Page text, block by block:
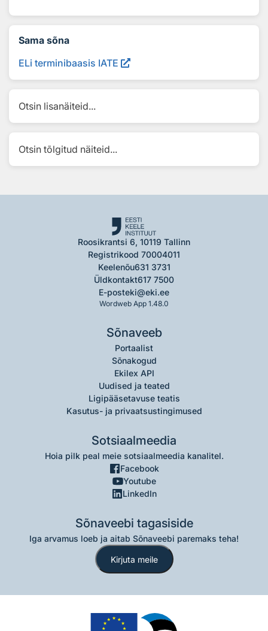
Sama sõna
ELi terminibaasis IATE
Otsin lisanäiteid...
Otsin tõlgitud näiteid...
Roosikrantsi 6, 10119 Tallinn
Registrikood 70004011
Keelenõu631 3731
Üldkontakt617 7500
E-posteki@eki.ee
Wordweb App 1.48.0
Sõnaveeb
Portaalist
Sõnakogud
Ekilex API
Uudised ja teated
Ligipääsetavuse teatis
Kasutus- ja privaatsustingimused
Sotsiaalmeedia
Hoia pilk peal meie sotsiaalmeedia kanalitel.
Facebook
Youtube
LinkedIn
Sõnaveebi tagasiside
Iga arvamus loeb ja aitab Sõnaveebi paremaks teha!
Kirjuta meile